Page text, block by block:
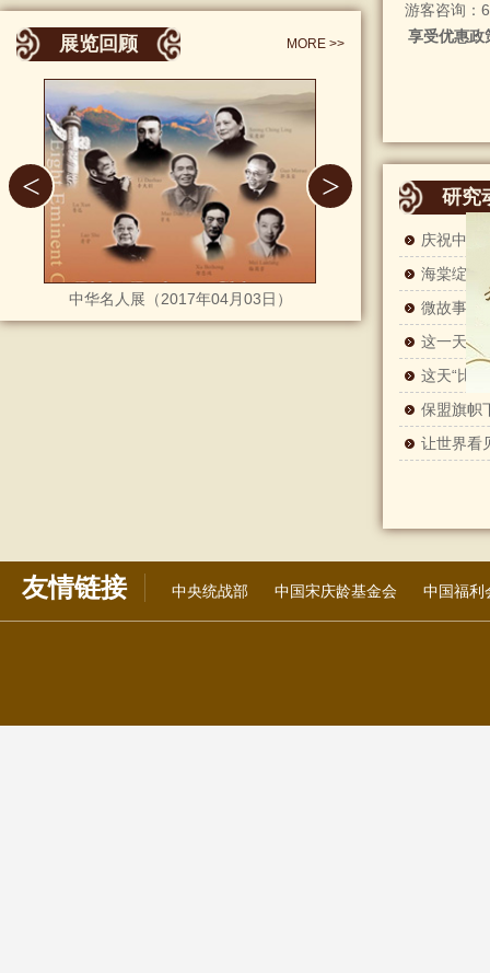
展览回顾 MORE >>
中华名人展（2017年04月03日）
< >
游客咨询：
享受优惠政
研究
微故事| “
这一天，
保盟旗帜
友情链接 中央统战部 中国宋庆龄基金会 中国福利